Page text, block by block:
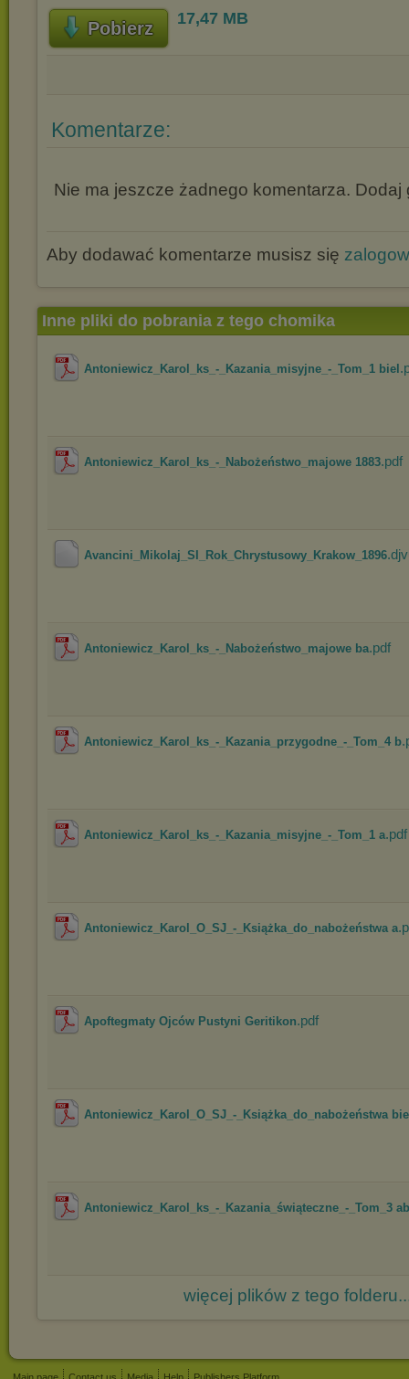
Pobierz 17,47 MB
Komentarze:
Nie ma jeszcze żadnego komentarza. Dodaj
Aby dodawać komentarze musisz się
Inne pliki do pobrania z tego chomika
Antoniewicz_Karol_ks_-_Kazania_misyjne_-_Tom_1 biel
Antoniewicz_Karol_ks_-_Nabożeństwo_majowe 1883.pdf
Avancini_Mikolaj_SI_Rok_Chrystusowy_Krakow_1896
Antoniewicz_Karol_ks_-_Nabożeństwo_majowe ba.pdf
Antoniewicz_Karol_ks_-_Kazania_przygodne_-_Tom_4 b
Antoniewicz_Karol_ks_-_Kazania_misyjne_-_Tom_1 a.pdf
Antoniewicz_Karol_O_SJ_-_Książka_do_nabożeństwa a
Apoftegmaty Ojców Pustyni Geritikon.pdf
Antoniewicz_Karol_O_SJ_-_Książka_do_nabożeństwa
Antoniewicz_Karol_ks_-_Kazania_świąteczne_-_Tom_3 ab
więcej plików z tego